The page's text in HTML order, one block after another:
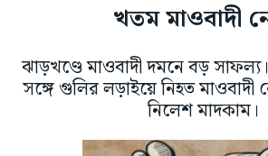
খতম মাওবাদী
ঝাড়খণ্ডে মাওবাদী দমনে বড় সাফল্য।
সঙ্গে গুলির লড়াইয়ে নিহত
নিলেশ মাদকাম।